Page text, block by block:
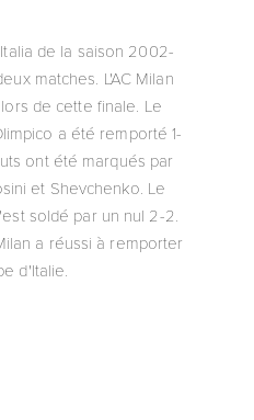
de la saison 2002-
matches. L'AC Milan
de cette finale. Le
a été remporté 1-
ont été marqués par
et Shevchenko. Le
soldé par un nul 2-2.
a réussi à remporter
d'Italie.